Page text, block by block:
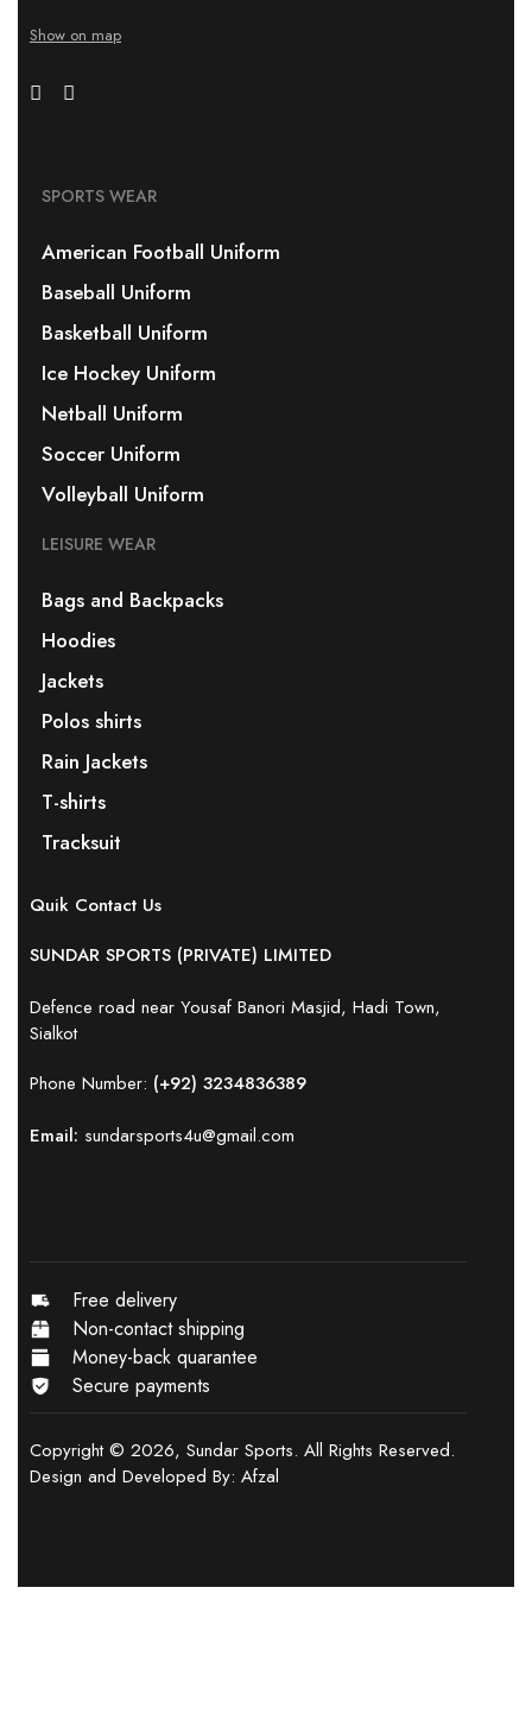
Show on map
SPORTS WEAR
American Football Uniform
Baseball Uniform
Basketball Uniform
Ice Hockey Uniform
Netball Uniform
Soccer Uniform
Volleyball Uniform
LEISURE WEAR
Bags and Backpacks
Hoodies
Jackets
Polos shirts
Rain Jackets
T-shirts
Tracksuit
Quik Contact Us
SUNDAR SPORTS (PRIVATE) LIMITED
Defence road near Yousaf Banori Masjid, Hadi Town,
Sialkot
Phone Number: (+92) 3234836389
Email: sundarsports4u@gmail.com
Free delivery
Non-contact shipping
Money-back quarantee
Secure payments
Copyright © 2026, Sundar Sports. All Rights Reserved.
Design and Developed By: Afzal